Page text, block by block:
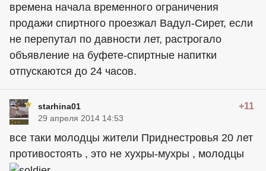
времена начала временного ограничения
продажи спиртного проезжал Вадул-Сирет, если
не перепутал по давности лет, растрогало
объявление на буфете-спиртные напитки
отпускаются до 24 часов.
starhina01 +11
29 апреля 2014 14:53
все таки молодцы жители Приднестровья 20 лет
противостоять , это не хухры-мухры , молодцы